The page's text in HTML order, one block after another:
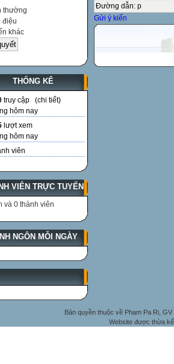
thường
khác
THỐNG KÊ
truy cập (chi tiết)
hôm nay
lượt xem
hôm nay
viên
VIÊN TRỰC TUYẾN
và 0 thành viên
NGÔN MỖI NGÀY
Đường dẫn: p
Gửi ý kiến
Bản quyền thuộc về Phạm Pa Ri,
Website được thừa